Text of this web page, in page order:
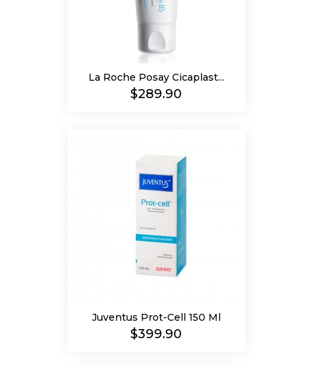
La Roche Posay Cicaplast...
Precio
$289.90
Juventus Prot-Cell 150 Ml
Precio
$399.90